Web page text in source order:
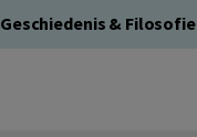
Geschiedenis & Filosofie